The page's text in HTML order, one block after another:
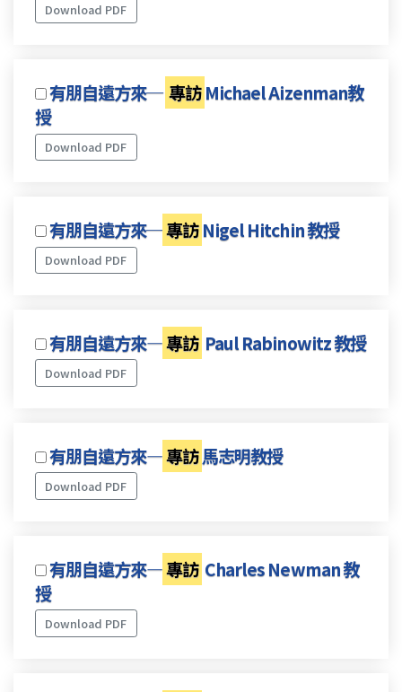
Download PDF
有朋自遠方來─專訪 Michael Aizenman教
授
Download PDF
有朋自遠方來─專訪 Nigel Hitchin 教授
Download PDF
有朋自遠方來—專訪 Paul Rabinowitz 教授
Download PDF
有朋自遠方來—專訪馬志明教授
Download PDF
有朋自遠方來—專訪 Charles Newman 教
授
Download PDF